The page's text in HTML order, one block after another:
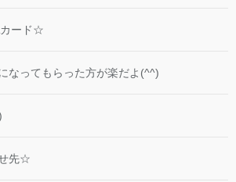
ード☆
なってもらった方が楽だよ(^^)
先☆